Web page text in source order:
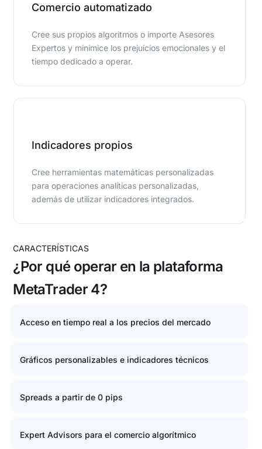
Comercio automatizado
Cree sus propios algoritmos o importe Asesores
Expertos y minimice los prejuicios emocionales y el
tiempo dedicado a operar.
Indicadores propios
Cree herramientas matemáticas personalizadas
para operaciones analíticas personalizadas,
además de utilizar indicadores integrados.
CARACTERÍSTICAS
¿Por qué operar en la plataforma
MetaTrader 4?
Acceso en tiempo real a los precios del mercado
Gráficos personalizables e indicadores técnicos
Spreads a partir de 0 pips
Expert Advisors para el comercio algorítmico